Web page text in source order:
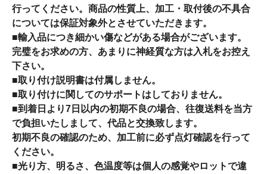
行ってください。商品の性質上、加工・取付後の不具合
については保証対象外とさせていただきます。
■輸入品につき細かい傷などがある場合がございます。
完璧をお求めの方、あまりに神経質な方は入札をお控え
下さい。
■取り付け説明書は付属しません。
■取り付けに関してのサポートはしておりません。
■到着日より7日以内の初期不良の場合、往復送料を当方
で負担いたしまして、代品と交換致します。
初期不良の確認のため、加工前に必ず点灯確認を行って
ください。
■光り方、明るさ、色温度等は個人の感覚やロットで違